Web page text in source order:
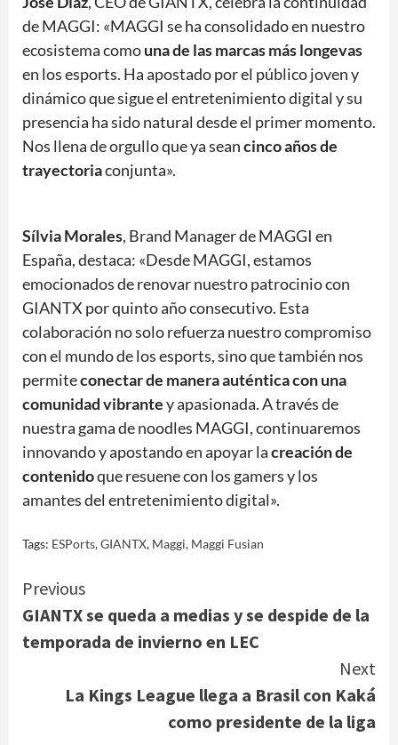
de MAGGI: «MAGGI se ha consolidado en nuestro
ecosistema comouna de las marcas más longevas
en los esports. Ha apostado por el público joven y
dinámico que sigue el entretenimiento digital y su
presencia ha sido natural desde el primer momento.
Nos llena de orgullo que ya seancinco años de
trayectoriaconjunta».
Sílvia Morales, Brand Manager de MAGGI en
España, destaca: «Desde MAGGI, estamos
emocionados de renovar nuestro patrocinio con
GIANTX por quinto año consecutivo. Esta
colaboración no solo refuerza nuestro compromiso
con el mundo de los esports, sino que también nos
permiteconectar de manera auténtica con una
comunidad vibrantey apasionada. A través de
nuestra gama de noodles MAGGI, continuaremos
innovando y apostando en apoyar lacreación de
contenidoque resuene con los gamers y los
amantes del entretenimiento digital».
Tags: ESPorts,GIANTX, Maggi, Maggi Fusian
Continue
Reading
Previous
GIANTX se queda a medias y se despide de la
temporada de invierno en LEC
Next
La Kings League llega a Brasil con Kaká
como presidente de la liga